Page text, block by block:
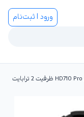
ورود | ثبت‌نام